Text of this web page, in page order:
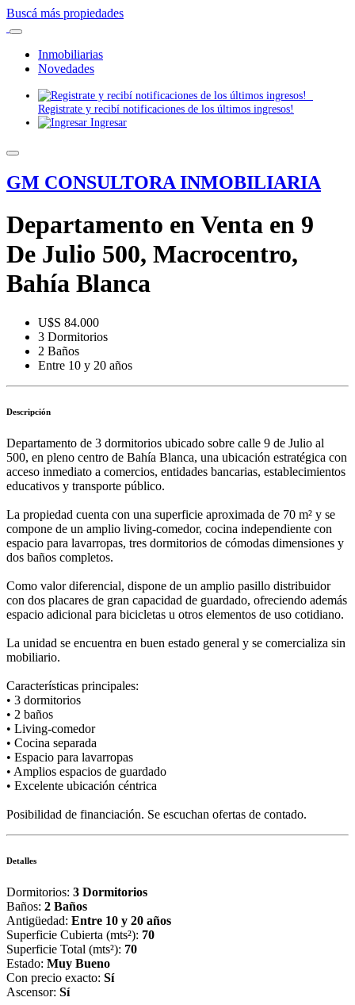
Buscá más propiedades
Inmobiliarias
Novedades
Registrate y recibí notificaciones de los últimos ingresos!
Ingresar
GM CONSULTORA INMOBILIARIA
Departamento en Venta en 9
De Julio 500, Macrocentro,
Bahía Blanca
U$S 84.000
3 Dormitorios
2 Baños
Entre 10 y 20 años
Descripción
Departamento de 3 dormitorios ubicado sobre calle 9 de Julio al
500, en pleno centro de Bahía Blanca, una ubicación estratégica con
acceso inmediato a comercios, entidades bancarias, establecimientos
educativos y transporte público.
La propiedad cuenta con una superficie aproximada de 70 m² y se
compone de un amplio living-comedor, cocina independiente con
espacio para lavarropas, tres dormitorios de cómodas dimensiones y
dos baños completos.
Como valor diferencial, dispone de un amplio pasillo distribuidor
con dos placares de gran capacidad de guardado, ofreciendo además
espacio adicional para bicicletas u otros elementos de uso cotidiano.
La unidad se encuentra en buen estado general y se comercializa sin
mobiliario.
Características principales:
• 3 dormitorios
• 2 baños
• Living-comedor
• Cocina separada
• Espacio para lavarropas
• Amplios espacios de guardado
• Excelente ubicación céntrica
Posibilidad de financiación. Se escuchan ofertas de contado.
Detalles
Dormitorios: 3 Dormitorios
Baños: 2 Baños
Antigüedad: Entre 10 y 20 años
Superficie Cubierta (mts²): 70
Superficie Total (mts²): 70
Estado: Muy Bueno
Con precio exacto: Sí
Ascensor: Sí